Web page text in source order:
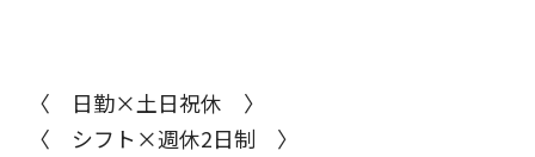
〈 日勤×土日祝休 〉
〈 シフト×週休2日制 〉